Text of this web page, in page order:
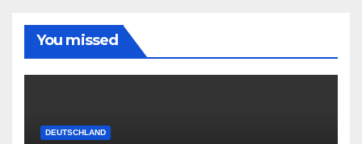
You missed
DEUTSCHLAND